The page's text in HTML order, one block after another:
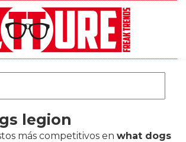
legion
más competitivos en what dogs